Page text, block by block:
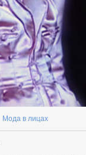
Мода в лицах